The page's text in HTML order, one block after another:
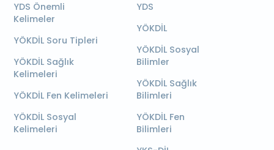
YDS Önemli
Kelimeler
YÖKDİL Soru Tipleri
YÖKDİL Sağlık
Kelimeleri
YÖKDİL Fen Kelimeleri
YÖKDİL Sosyal
Kelimeleri
YDS
YÖKDİL
YÖKDİL Sosyal
Bilimler
YÖKDİL Sağlık
Bilimleri
YÖKDİL Fen
Bilimleri